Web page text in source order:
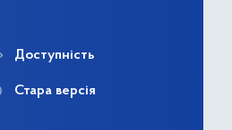
Доступність
Стара версія